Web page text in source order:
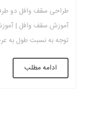
طراحی سقف وافل دو
آموزش سقف وافل |
توجه به نسبت طول به
سقف های یک طرفه
این دو نوع […]
ادامه مطلب